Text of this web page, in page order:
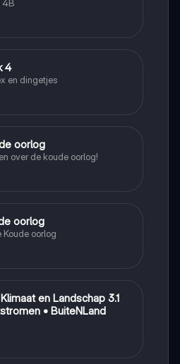
4B
4
en dingetjes
oorlog
over de koude oorlog!
oorlog
oorlog
en Landschap 3.1
• BuiteNLand